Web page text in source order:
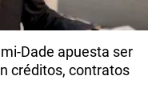
Dade apuesta ser
créditos, contratos